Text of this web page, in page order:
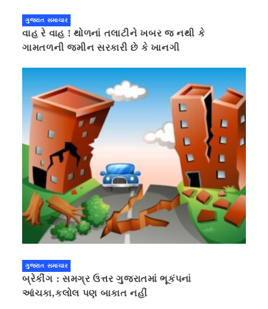
ગુજરાત સમાચાર
વાહ રે વાહ ! થોળનાં તલાટીને ખબર જ નથી કે
ગામતળની જમીન સરકારી છે કે ખાનગી
ગુજરાત સમાચાર
બ્રેકીંગ : સમગ્ર ઉત્તર ગુજરાતમાં ભૂકંપનાં
આંચકા,કલોલ પણ બાકાત નહીં